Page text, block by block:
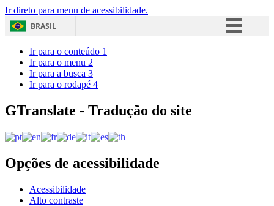
Ir direto para menu de acessibilidade.
BRASIL
Acesso à informação
Ir para o conteúdo 1
Ir para o menu 2
Ir para a busca 3
Ir para o rodapé 4
GTranslate - Tradução do site
Opções de acessibilidade
Acessibilidade
Alto contraste